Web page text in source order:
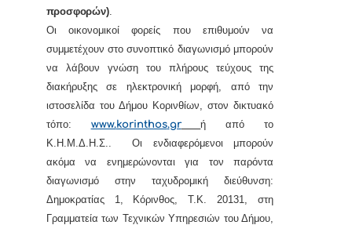
προσφορών).
Οι οικονομικοί φορείς που επιθυμούν να
συμμετέχουν στο συνοπτικό διαγωνισμό μπορούν
να λάβουν γνώση του πλήρους τεύχους της
διακήρυξης σε ηλεκτρονική μορφή, από την
ιστοσελίδα του Δήμου Κορινθίων, στον δικτυακό
τόπο: www.korinthos.gr
ή από το
Κ.Η.Μ.Δ.Η.Σ.
.Οι ενδιαφερόμενοι μπορούν
ακόμα να ενημερώνονται για τον παρόντα
διαγωνισμό στην ταχυδρομική διεύθυνση:
Δημοκρατίας 1, Κόρινθος,Τ.Κ. 20131
, στη
Γραμματεία των Τεχνικών Υπηρεσιών του Δήμου,